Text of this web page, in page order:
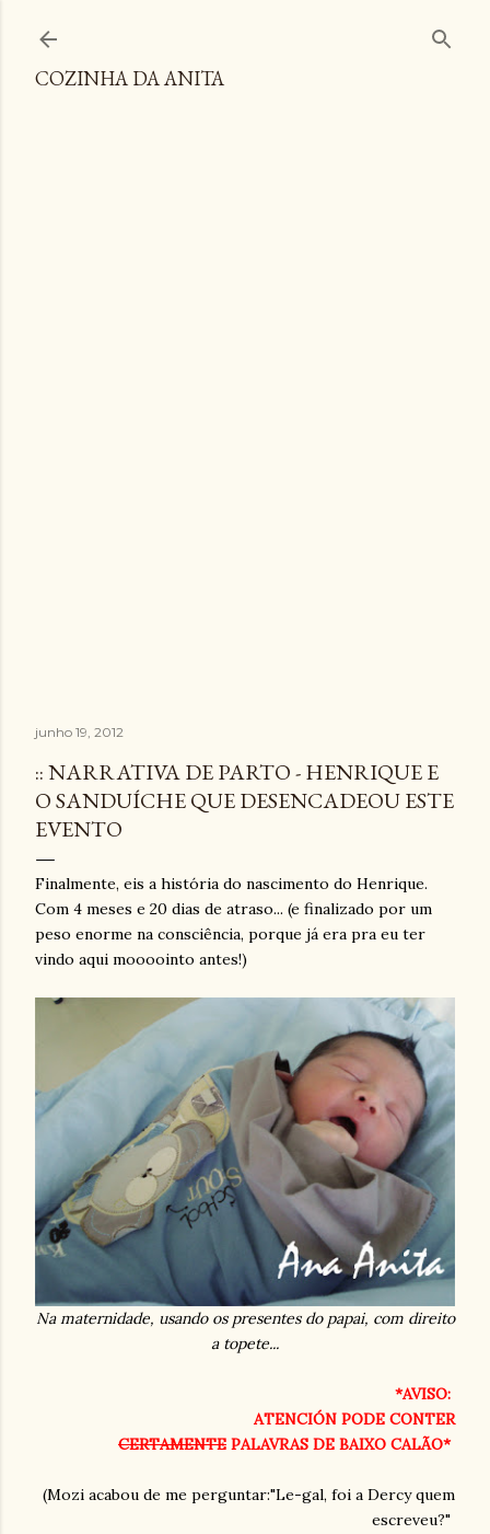
COZINHA DA ANITA
junho 19, 2012
:: NARRATIVA DE PARTO - HENRIQUE E
O SANDUÍCHE QUE DESENCADEOU ESTE
EVENTO
Finalmente, eis a história do nascimento do Henrique.
Com 4 meses e 20 dias de atraso... (e finalizado por um
peso enorme na consciência, porque já era pra eu ter
vindo aqui moooointo antes!)
Na maternidade, usando os presentes do papai, com direito
a topete...
*AVISO:
ATENCIÓN PODE CONTER
CERTAMENTE PALAVRAS DE BAIXO CALÃO*
(Mozi acabou de me perguntar:"Le-gal, foi a Dercy quem
escreveu?"